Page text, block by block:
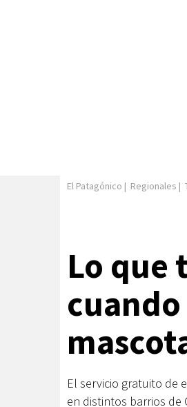
El Patagónico | Regionales |
Lo que
El servicio gratuito de
en distintos barrios de